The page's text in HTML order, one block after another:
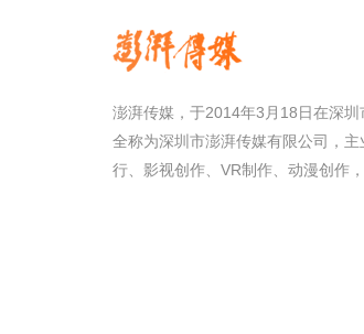
澎湃传媒，于2014年3月18日在深圳
全称为深圳市澎湃传媒有限公司，
行、影视创作、VR制作、动漫创作